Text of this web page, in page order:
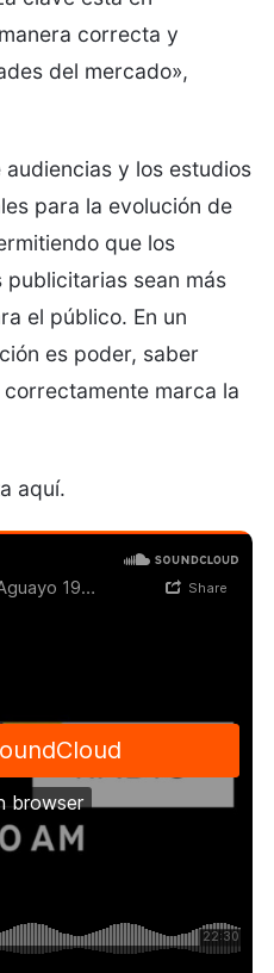
correcta y
del mercado»,
y los estudios
para la evolución de
que los
sean más
el público. En un
es poder, saber
marca la
aquí.